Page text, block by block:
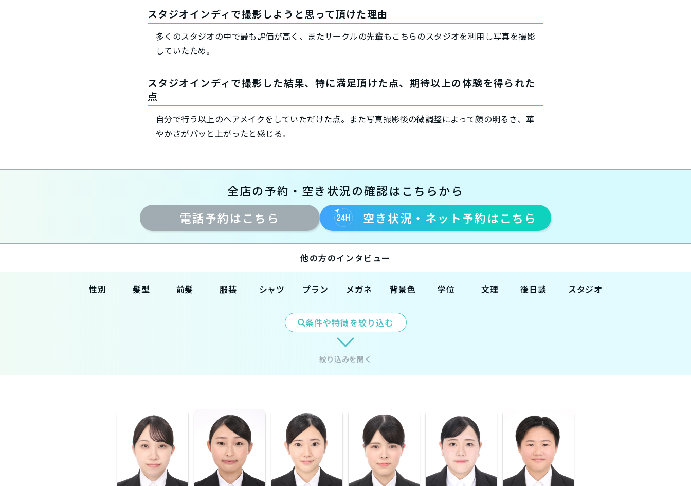
スタジオインディで撮影しようと思って頂けた理由
多くのスタジオの中で最も評価が高く、またサークルの先輩もこちらのスタジオを利用し写真を撮影
していたため。
スタジオインディで撮影した結果、特に満足頂けた点、期待以上の体験を得られた
点
自分で行う以上のヘアメイクをしていただけた点。また写真撮影後の微調整によって顔の明るさ、華
やかさがパッと上がったと感じる。
全店の予約・空き状況の確認はこちらから
電話予約はこちら 空き状況・ネット予約はこちら
他の方のインタビュー
性別 髪型
スーパー
ロング
１つ結び
シニヨン
夜会巻き
前髪 服装 シャツ
レギュラ
プラン
撮影のみ
メガネ
有
背景色
水色
グレー
学位 文理 後日談 スタジオ
横浜
条件や特徴を絞り込む
絞り込みを開く